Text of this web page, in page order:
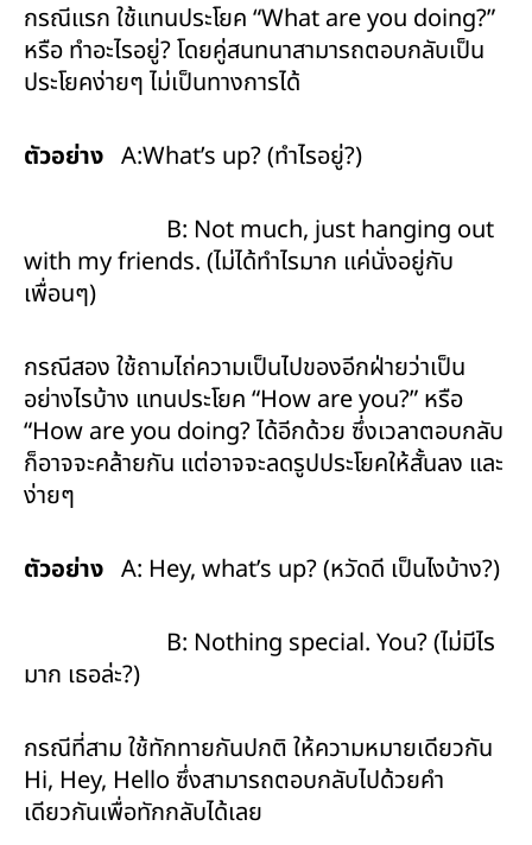
กรณีแรก ใช้แทนประโยค “What are you doing?”
หรือ ทำอะไรอยู่? โดยคู่สนทนาสามารถตอบกลับเป็น
ประโยคง่ายๆ ไม่เป็นทางการได้
ตัวอย่าง A:What’s up? (ทำไรอยู่?)
B: Not much, just hanging out
with my friends. (ไม่ได้ทำไรมาก แค่นั่งอยู่กับ
เพื่อนๆ)
กรณีสอง ใช้ถามไถ่ความเป็นไปของอีกฝ่ายว่าเป็น
อย่างไรบ้าง แทนประโยค “How are you?” หรือ
“How are you doing? ได้อีกด้วย ซึ่งเวลาตอบกลับ
ก็อาจจะคล้ายกัน แต่อาจจะลดรูปประโยคให้สั้นลง และ
ง่ายๆ
ตัวอย่าง A: Hey, what’s up? (หวัดดี เป็นไงบ้าง?)
B: Nothing special. You? (ไม่มีไร
มาก เธอล่ะ?)
กรณีที่สาม ใช้ทักทายกันปกติ ให้ความหมายเดียวกัน
Hi, Hey, Hello ซึ่งสามารถตอบกลับไปด้วยคำ
เดียวกันเพื่อทักกลับได้เลย